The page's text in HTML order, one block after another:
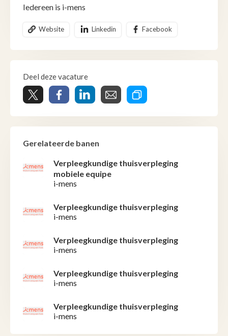
Iedereen is i-mens
Website Linkedin Facebook
Deel deze vacature
Gerelateerde banen
Verpleegkundige thuisverpleging
mobiele equipe
i-mens
Verpleegkundige thuisverpleging
i-mens
Verpleegkundige thuisverpleging
i-mens
Verpleegkundige thuisverpleging
i-mens
Verpleegkundige thuisverpleging
i-mens